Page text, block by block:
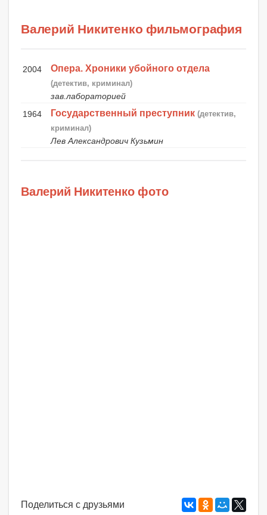
Валерий Никитенко фильмография
2004 Опера. Хроники убойного отдела
(детектив, криминал)
зав.лабораторией
1964
Государственный преступник (детектив,
криминал)
Лев Александрович Кузьмин
Валерий Никитенко фото
Поделиться с друзьями